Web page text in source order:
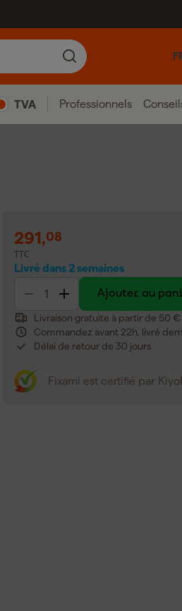
TVA Professionnels
291,08
TTC
Livré dans 2 semaines
Ajouter au
Livraison gratuite à partir de 50 €
Commandez avant 22h, livré
Délai de retour de 30 jours
Fixami est certifié par